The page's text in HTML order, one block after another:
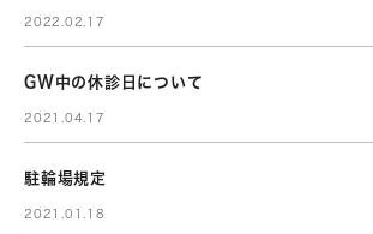
2022.02.17
GW中の休診日について
2021.04.17
駐輪場規定
2021.01.18